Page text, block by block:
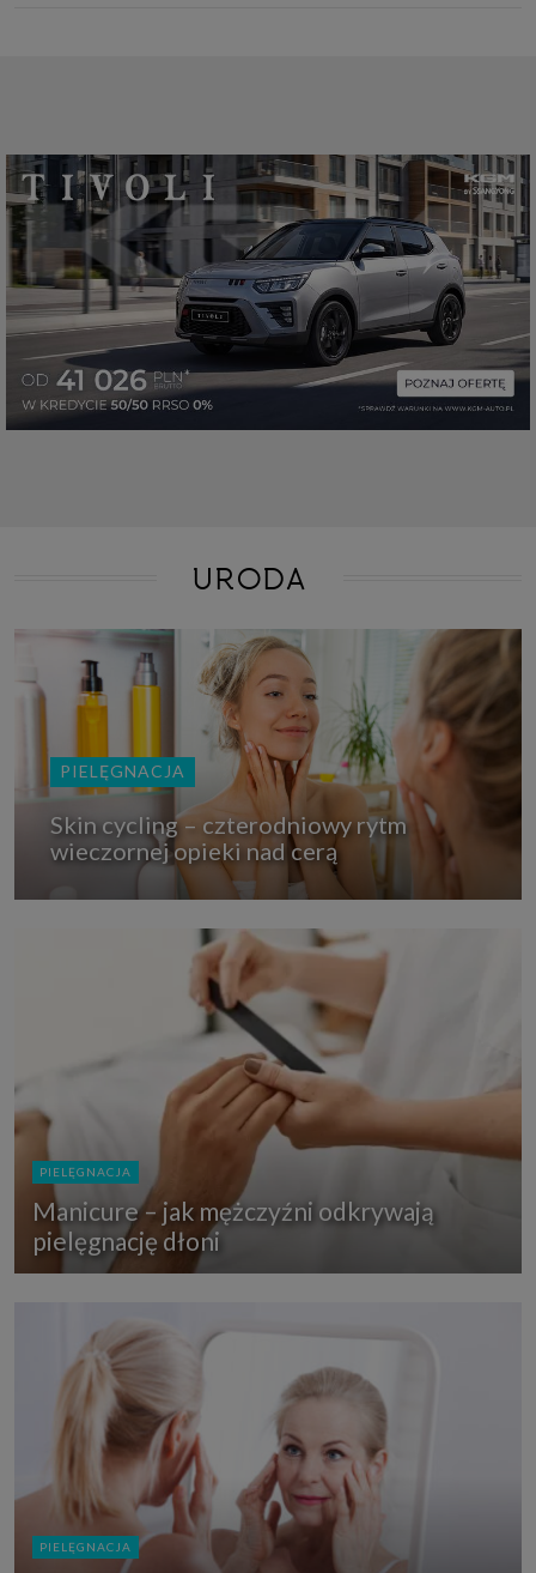
URODA
PIELĘGNACJA
Skin cycling – czterodniowy rytm
wieczornej opieki nad cerą
PIELĘGNACJA
Manicure – jak mężczyźni odkrywają
pielęgnację dłoni
PIELĘGNACJA